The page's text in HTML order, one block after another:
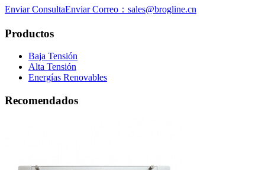
Enviar ConsultaEnviar Correo：sales@brogline.cn
Productos
Baja Tensión
Alta Tensión
Energías Renovables
Recomendados